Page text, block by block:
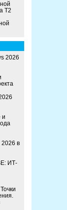
Т2
2026
и
2026 в
ИТ-